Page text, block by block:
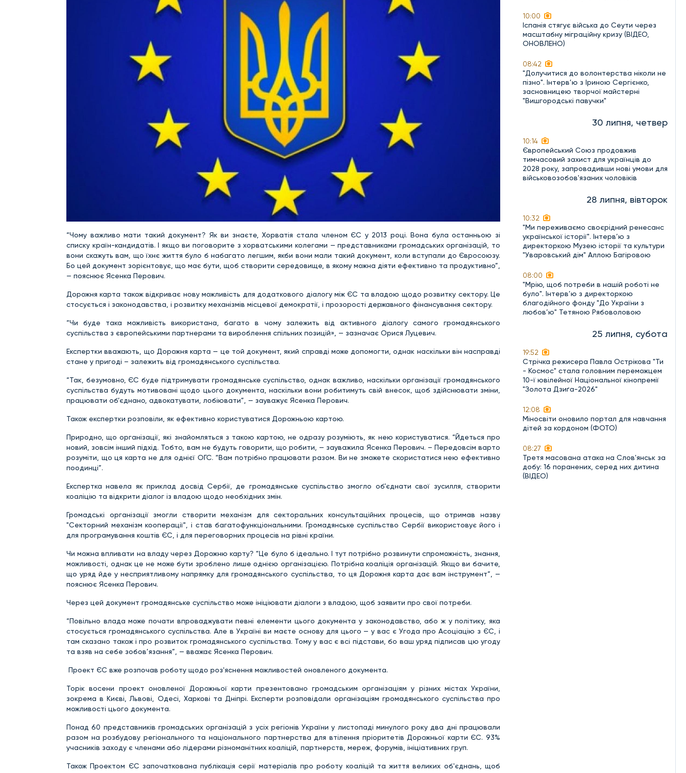
“Чому важливо мати такий документ? Як ви знаєте, Хорватія стала членом ЄС у 2013 році. Вона була останньою зі
списку країн-кандидатів. І якщо ви поговорите з хорватськими колегами — представниками громадських організацій, то
вони скажуть вам, що їхнє життя було б набагато легшим, якби вони мали такий документ, коли вступали до Євросоюзу.
Бо цей документ зорієнтовує, що має бути, щоб створити середовище, в якому можна діяти ефективно та продуктивно”,
— пояснює Ясенка Перович.
Дорожня карта також відкриває нову можливість для додаткового діалогу між ЄС та владою щодо розвитку сектору. Це
стосується і законодавства, і розвитку механізмів місцевої демократії, і прозорості державного фінансування сектору.
“Чи буде така можливість використана, багато в чому залежить від активного діалогу самого громадянського
суспільства з європейськими партнерами та вироблення спільних позицій», — зазначає Орися Луцевич.
Експертки вважають, що Дорожня карта — це той документ, який справді може допомогти, однак наскільки він насправді
стане у пригоді – залежить від громадянського суспільства.
“Так, безумовно, ЄС буде підтримувати громадянське суспільство, однак важливо, наскільки організації громадянського
суспільства будуть мотивовані щодо цього документа, наскільки вони робитимуть свій внесок, щоб здійснювати зміни,
працювати об’єднано, адвокатувати, лобіювати”, — зауважує Ясенка Перович.
Також експертки розповіли, як ефективно користуватися Дорожньою картою.
Природно, що організації, які знайомляться з такою картою, не одразу розуміють, як нею користуватися. “Йдеться про
новий, зовсім інший підхід. Тобто, вам не будуть говорити, що робити, — зауважила Ясенка Перович. – Передовсім варто
розуміти, що ця карта не для однієї ОГС. “Вам потрібно працювати разом. Ви не зможете скористатися нею ефективно
поодинці”.
Експертка навела як приклад досвід Сербії, де громадянське суспільство змогло об’єднати свої зусилля, створити
коаліцію та відкрити діалог із владою щодо необхідних змін.
Громадські організації змогли створити механізм для секторальних консультаційних процесів, що отримав назву
"Секторний механізм кооперації", і став багатофункціональними. Громадянське суспільство Сербії використовує його і
для програмування коштів ЄС, і для переговорних процесів на рівні країни.
Чи можна впливати на владу через Дорожню карту? “Це було б ідеально. І тут потрібно розвинути спроможність, знання,
можливості, однак це не може бути зроблено лише однією організацією. Потрібна коаліція організацій. Якщо ви бачите,
що уряд йде у несприятливому напрямку для громадянського суспільства, то ця Дорожня карта дає вам інструмент”, —
пояснює Ясенка Перович.
Через цей документ громадянське суспільство може ініціювати діалоги з владою, щоб заявити про свої потреби.
“Повільно влада може почати впроваджувати певні елементи цього документа у законодавство, або ж у політику, яка
стосується громадянського суспільства. Але в Україні ви маєте основу для цього — у вас є Угода про Асоціацію з ЄС, і
там сказано також і про розвиток громадянського суспільства. Тому у вас є всі підстави, бо ваш уряд підписав цю угоду
та взяв на себе зобов’язання”, — вважає Ясенка Перович.
Проект ЄС вже розпочав роботу щодо роз'яснення можливостей оновленого документа.
Торік восени проект оновленої Дорожньої карти презентовано громадським організаціям у різних містах України,
зокрема в Києві, Львові, Одесі, Харкові та Дніпрі. Експерти розповідали організаціям громадянського суспільства про
можливості цього документа.
Понад 60 представників громадських організацій з усіх регіонів України у листопаді минулого року два дні працювали
разом на розбудову регіонального та національного партнерства для втілення пріоритетів Дорожньої карти ЄС. 93%
учасників заходу є членами або лідерами різноманітних коаліцій, партнерств, мереж, форумів, ініціативних груп.
Також Проектом ЄС започаткована публікація серії матеріалів про роботу коаліцій та життя великих об'єднань, щоб
10:00
Іспанія стягує війська до Сеути через
масштабну міграційну кризу (ВІДЕО,
ОНОВЛЕНО)
08:42
"Долучитися до волонтерства ніколи не
пізно". Інтерв’ю з Іриною Сергієнко,
засновницею творчої майстерні
"Вишгородські павучки"
30 липня, четвер
10:14
Європейський Союз продовжив
тимчасовий захист для українців до
2028 року, запровадивши нові умови для
військовозобов'язаних чоловіків
28 липня, вівторок
10:32
"Ми переживаємо своєрідний ренесанс
української історії". Інтерв’ю з
директоркою Музею історії та культури
"Уваровський дім" Аллою Багіровою
08:00
"Мрію, щоб потреби в нашій роботі не
було". Інтерв’ю з директоркою
благодійного фонду "До України з
любов’ю" Тетяною Рябоволовою
25 липня, субота
19:52
Стрічка режисера Павла Острікова "Ти
- Космос" стала головним переможцем
10-ї ювілейної Національної кінопремії
"Золота Дзиґа-2026"
12:08
Міносвіти оновило портал для навчання
дітей за кордоном (ФОТО)
08:27
Третя масована атака на Слов'янськ за
добу: 16 поранених, серед них дитина
(ВІДЕО)